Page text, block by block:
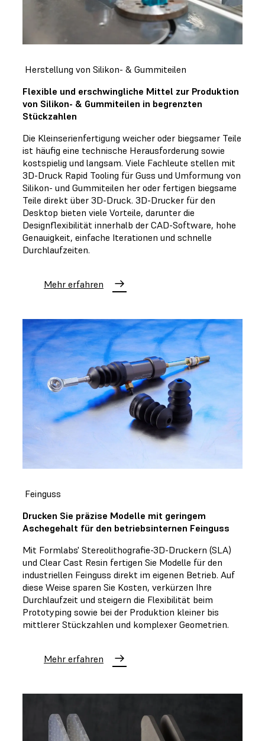
Herstellung von Silikon- & Gummiteilen
Flexible und erschwingliche Mittel zur Produktion
von Silikon- & Gummiteilen in begrenzten
Stückzahlen
Die Kleinserienfertigung weicher oder biegsamer Teile
ist häufig eine technische Herausforderung sowie
kostspielig und langsam. Viele Fachleute stellen mit
3D-Druck Rapid Tooling für Guss und Umformung von
Silikon- und Gummiteilen her oder fertigen biegsame
Teile direkt über 3D-Druck. 3D-Drucker für den
Desktop bieten viele Vorteile, darunter die
Designflexibilität innerhalb der CAD-Software, hohe
Genauigkeit, einfache Iterationen und schnelle
Durchlaufzeiten.
Mehr erfahren
Feinguss
Drucken Sie präzise Modelle mit geringem
Aschegehalt für den betriebsinternen Feinguss
Mit Formlabs' Stereolithografie-3D-Druckern (SLA)
und Clear Cast Resin fertigen Sie Modelle für den
industriellen Feinguss direkt im eigenen Betrieb. Auf
diese Weise sparen Sie Kosten, verkürzen Ihre
Durchlaufzeit und steigern die Flexibilität beim
Prototyping sowie bei der Produktion kleiner bis
mittlerer Stückzahlen und komplexer Geometrien.
Mehr erfahren